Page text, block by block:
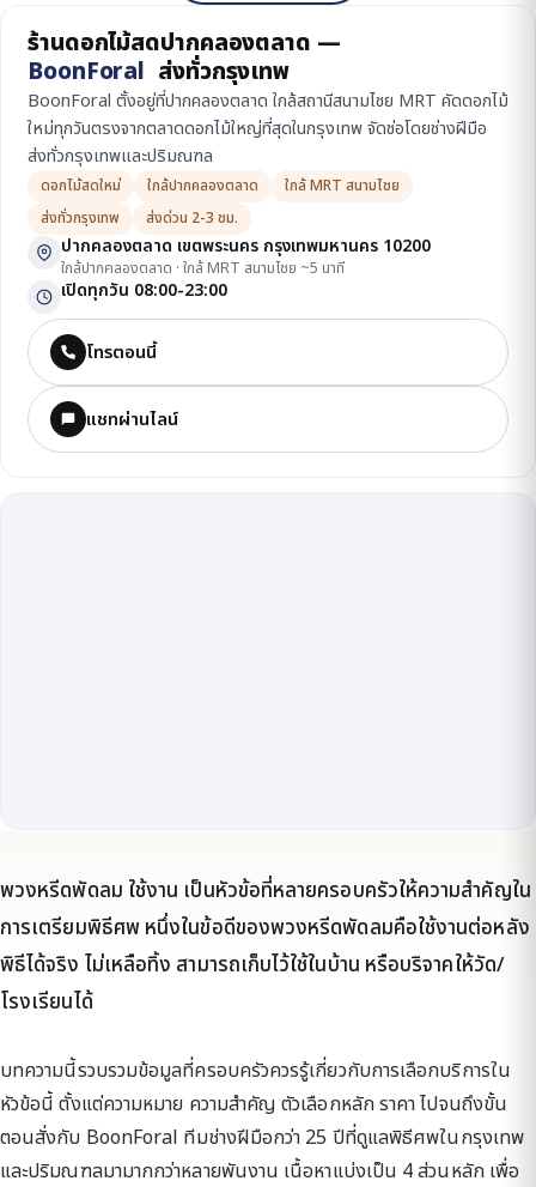
ร้านดอกไม้สดปากคลองตลาด —
BoonForal ส่งทั่วกรุงเทพ
BoonForal ตั้งอยู่ที่ปากคลองตลาด ใกล้สถานีสนามไชย MRT คัดดอกไม้
ใหม่ทุกวันตรงจากตลาดดอกไม้ใหญ่ที่สุดในกรุงเทพ จัดช่อโดยช่างฝีมือ
ส่งทั่วกรุงเทพและปริมณฑล
ดอกไม้สดใหม่ ใกล้ปากคลองตลาด
ใกล้ MRT สนามไชย
ส่งทั่วกรุงเทพ
ส่งด่วน 2-3 ชม.
ปากคลองตลาด เขตพระนคร กรุงเทพมหานคร 10200
ใกล้ปากคลองตลาด · ใกล้ MRT สนามไชย ~5 นาที
เปิดทุกวัน 08:00-23:00
โทรตอนนี้
แชทผ่านไลน์
พวงหรีดพัดลม ใช้งาน เป็นหัวข้อที่หลายครอบครัวให้ความสำคัญใน
การเตรียมพิธีศพ หนึ่งในข้อดีของพวงหรีดพัดลมคือใช้งานต่อหลัง
พิธีได้จริง ไม่เหลือทิ้ง สามารถเก็บไว้ใช้ในบ้าน หรือบริจาคให้วัด/
โรงเรียนได้
บทความนี้รวบรวมข้อมูลที่ครอบครัวควรรู้เกี่ยวกับการเลือกบริการใน
หัวข้อนี้ ตั้งแต่ความหมาย ความสำคัญ ตัวเลือกหลัก ราคา ไปจนถึงขั้น
ตอนสั่งกับ BoonForal ทีมช่างฝีมือกว่า 25 ปีที่ดูแลพิธีศพในกรุงเทพ
และปริมณฑลมามากกว่าหลายพันงาน เนื้อหาแบ่งเป็น 4 ส่วนหลัก เพื่อ